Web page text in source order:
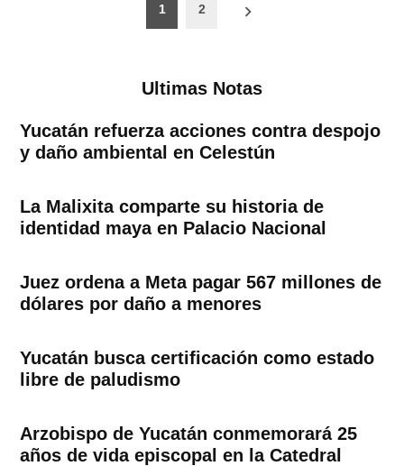
1 2
Ultimas Notas
Yucatán refuerza acciones contra despojo
y daño ambiental en Celestún
La Malixita comparte su historia de
identidad maya en Palacio Nacional
Juez ordena a Meta pagar 567 millones de
dólares por daño a menores
Yucatán busca certificación como estado
libre de paludismo
Arzobispo de Yucatán conmemorará 25
años de vida episcopal en la Catedral